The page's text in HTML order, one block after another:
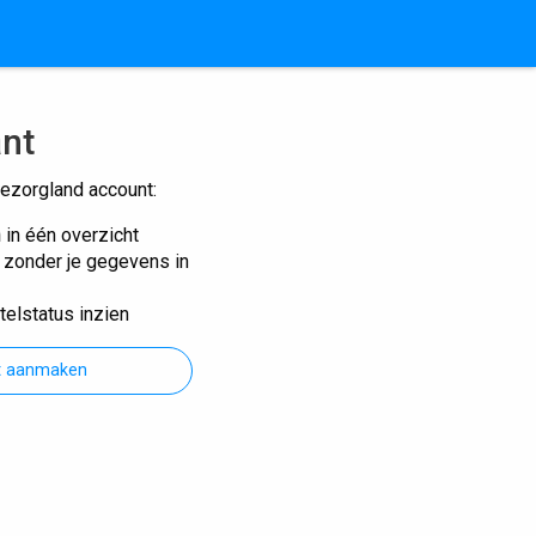
account:
één overzicht
je gegevens in
inzien